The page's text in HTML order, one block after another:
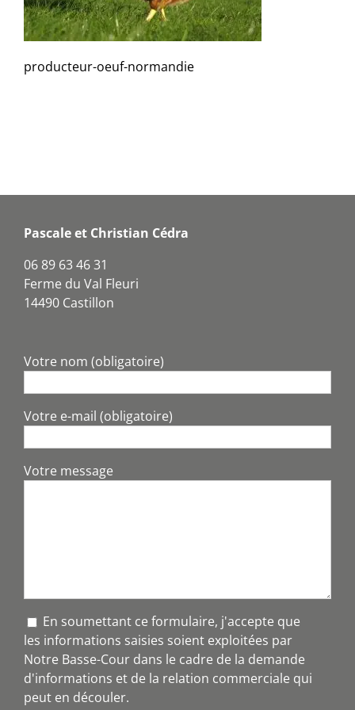
producteur-oeuf-normandie
Pascale et Christian Cédra
06 89 63 46 31
Ferme du Val Fleuri
14490 Castillon
Votre nom (obligatoire)
Votre e-mail (obligatoire)
Votre message
En soumettant ce formulaire, j'accepte que
les informations saisies soient exploitées par
Notre Basse-Cour dans le cadre de la demande
d'informations et de la relation commerciale qui
peut en découler.